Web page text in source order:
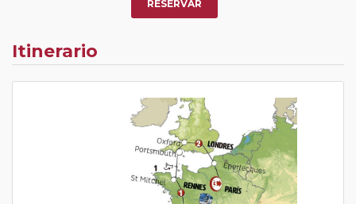
RESERVAR
Itinerario